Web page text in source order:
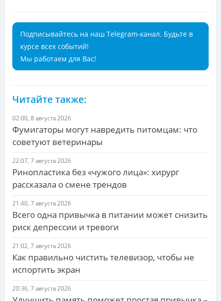
Подписывайтесь на наш Telegram-канал. Будьте в
курсе всех событий!
Мы работаем для Вас!
Читайте также:
02:00, 8 августа 2026
Фумигаторы могут навредить питомцам: что
советуют ветеринары
22:07, 7 августа 2026
Ринопластика без «чужого лица»: хирург
рассказала о смене трендов
21:40, 7 августа 2026
Всего одна привычка в питании может снизить
риск депрессии и тревоги
21:02, 7 августа 2026
Как правильно чистить телевизор, чтобы не
испортить экран
20:36, 7 августа 2026